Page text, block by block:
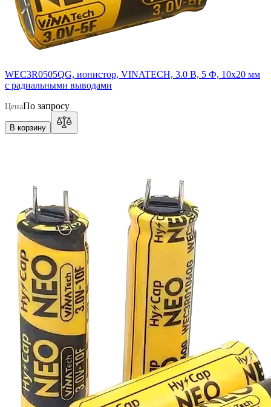
WEC3R0505QG, ионистор, VINATECH, 3.0 В, 5 Ф, 10x20 мм
с радиальными выводами
ЦенаПо запросу
В корзину